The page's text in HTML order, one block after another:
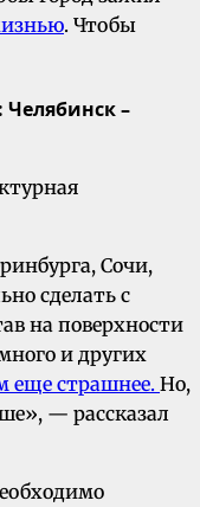
. Чтобы
–
Сочи,
сделать с
на поверхности
и других
еще страшнее. Но,
— рассказал